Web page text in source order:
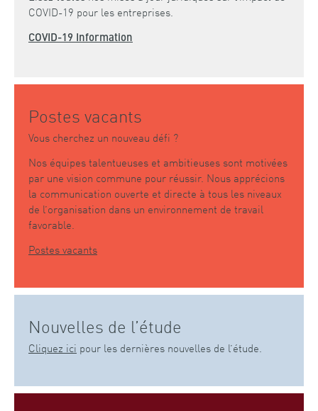
COVID-19 pour les entreprises.
COVID-19 Information
Postes vacants
Vous cherchez un nouveau défi ?
Nos équipes talentueuses et ambitieuses sont motivées
par une vision commune pour réussir. Nous apprécions
la communication ouverte et directe à tous les niveaux
de l’organisation dans un environnement de travail
favorable.
Postes vacants
Nouvelles de l’étude
Cliquez ici pour les dernières nouvelles de l’étude.